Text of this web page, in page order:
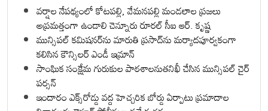
వర్షాల నేపథ్యంలో కోటపల్లి, వేమనపల్లి మండలాల ప్రజలు
అప్రమత్తంగా ఉండాలి చెన్నూరు రూరల్ సీఐ ఆర్. కృష్ణ
మున్సిపల్ కమిషనర్‌ను మారుతి ప్రసాద్‌ను మర్యాదపూర్వకంగా
కలిసిన కౌన్సిలర్ ఎండీ ఇమ్రాన్ ​
సాంఘిక సంక్షేమ గురుకుల పాఠశాలనుతనిఖీ చేసిన మున్సిపల్ చైర్
పర్సన్
ఇందారం ఎక్స్‌రోడ్డు వద్ద హెచ్చరిక బోర్డు ఏర్పాటు ప్రమాదాల